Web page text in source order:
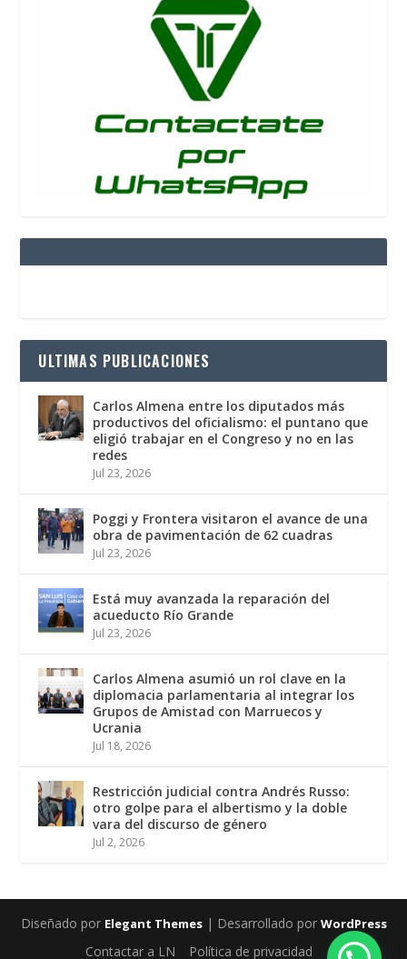
ULTIMAS PUBLICACIONES
Carlos Almena entre los diputados más
productivos del oficialismo: el puntano que
eligió trabajar en el Congreso y no en las
redes
Jul 23, 2026
Poggi y Frontera visitaron el avance de una
obra de pavimentación de 62 cuadras
Jul 23, 2026
Está muy avanzada la reparación del
acueducto Río Grande
Jul 23, 2026
Carlos Almena asumió un rol clave en la
diplomacia parlamentaria al integrar los
Grupos de Amistad con Marruecos y
Ucrania
Jul 18, 2026
Restricción judicial contra Andrés Russo:
otro golpe para el albertismo y la doble
vara del discurso de género
Jul 2, 2026
Diseñado por Elegant Themes| Desarrollado por WordPress
Contactar a LN Política de privacidad